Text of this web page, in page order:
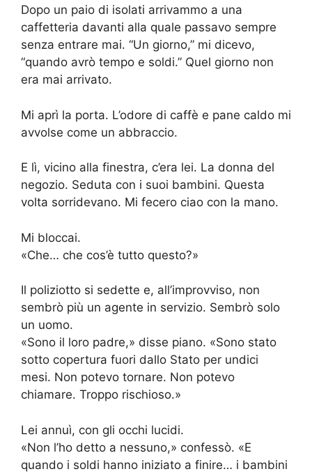
Dopo un paio di isolati arrivammo a una
caffetteria davanti alla quale passavo sempre
senza entrare mai. “Un giorno,” mi dicevo,
“quando avrò tempo e soldi.” Quel giorno non
era mai arrivato.
Mi aprì la porta. L’odore di caffè e pane caldo mi
avvolse come un abbraccio.
E lì, vicino alla finestra, c’era lei. La donna del
negozio. Seduta con i suoi bambini. Questa
volta sorridevano. Mi fecero ciao con la mano.
Mi bloccai.
«Che… che cos’è tutto questo?»
Il poliziotto si sedette e, all’improvviso, non
sembrò più un agente in servizio. Sembrò solo
un uomo.
«Sono il loro padre,» disse piano. «Sono stato
sotto copertura fuori dallo Stato per undici
mesi. Non potevo tornare. Non potevo
chiamare. Troppo rischioso.»
Lei annuì, con gli occhi lucidi.
«Non l’ho detto a nessuno,» confessò. «E
quando i soldi hanno iniziato a finire… i bambini